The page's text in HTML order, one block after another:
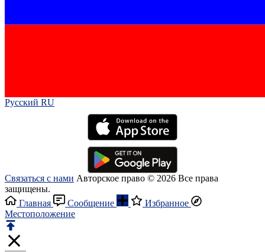
Русский RU‎
Связаться с нами Авторское право © 2026 Все права
защищены.
Главная
Сообщение
Избранное
Местоположение